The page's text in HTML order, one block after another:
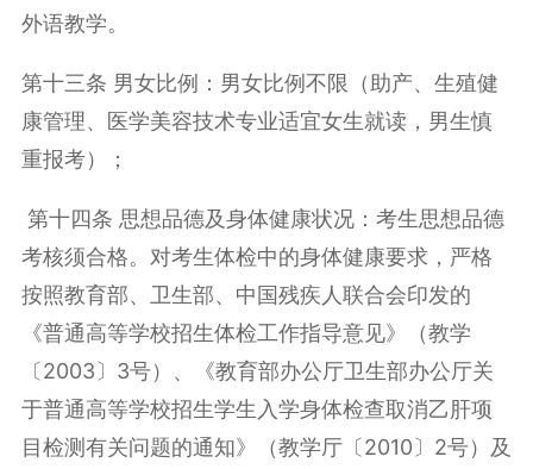
外语教学。
第十三条 男女比例：男女比例不限（助产、生殖健
康管理、医学美容技术专业适宜女生就读，男生慎
重报考）；
第十四条 思想品德及身体健康状况：考生思想品德
考核须合格。对考生体检中的身体健康要求，严格
按照教育部、卫生部、中国残疾人联合会印发的
《普通高等学校招生体检工作指导意见》（教学
〔2003〕 3号）、《教育部办公厅卫生部办公厅关
于普通高等学校招生学生入学身体检查取消乙肝项
目检测有关问题的通知》（教学厅〔2010〕 2号）及